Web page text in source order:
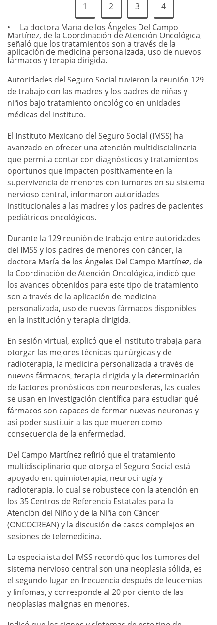
1 2 3
4
La doctora María de los Ángeles Del Campo
Martínez, de la Coordinación de Atención Oncológica,
señaló que los tratamientos son a través de la
aplicación de medicina personalizada, uso de nuevos
fármacos y terapia dirigida.
Autoridades del Seguro Social tuvieron la reunión 129
de trabajo con las madres y los padres de niñas y
niños bajo tratamiento oncológico en unidades
médicas del Instituto.
El Instituto Mexicano del Seguro Social (IMSS) ha
avanzado en ofrecer una atención multidisciplinaria
que permita contar con diagnósticos y tratamientos
oportunos que impacten positivamente en la
supervivencia de menores con tumores en su sistema
nervioso central, informaron autoridades
institucionales a las madres y los padres de pacientes
pediátricos oncológicos.
Durante la 129 reunión de trabajo entre autoridades
del IMSS y los padres de menores con cáncer, la
doctora María de los Ángeles Del Campo Martínez, de
la Coordinación de Atención Oncológica, indicó que
los avances obtenidos para este tipo de tratamiento
son a través de la aplicación de medicina
personalizada, uso de nuevos fármacos disponibles
en la institución y terapia dirigida.
En sesión virtual, explicó que el Instituto trabaja para
otorgar las mejores técnicas quirúrgicas y de
radioterapia, la medicina personalizada a través de
nuevos fármacos, terapia dirigida y la determinación
de factores pronósticos con neuroesferas, las cuales
se usan en investigación científica para estudiar qué
fármacos son capaces de formar nuevas neuronas y
así poder sustituir a las que mueren como
consecuencia de la enfermedad.
Del Campo Martínez refirió que el tratamiento
multidisciplinario que otorga el Seguro Social está
apoyado en: quimioterapia, neurocirugía y
radioterapia, lo cual se robustece con la atención en
los 35 Centros de Referencia Estatales para la
Atención del Niño y de la Niña con Cáncer
(ONCOCREAN) y la discusión de casos complejos en
sesiones de telemedicina.
La especialista del IMSS recordó que los tumores del
sistema nervioso central son una neoplasia sólida, es
el segundo lugar en frecuencia después de leucemias
y linfomas, y corresponde al 20 por ciento de las
neoplasias malignas en menores.